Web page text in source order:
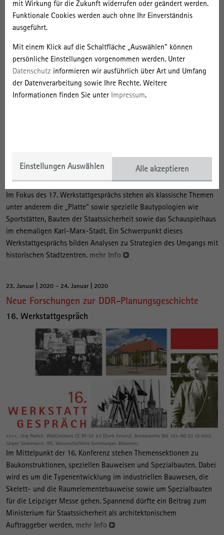
mit Wirkung für die Zukunft widerrufen oder geändert werden.
Funktionale Cookies werden auch ohne Ihr Einverständnis
ausgeführt.
Mit einem Klick auf die Schaltfläche „Auswählen“ können
persönliche Einstellungen vorgenommen werden. Unter
Datenschutz informieren wir ausführlich über Art und Umfang
der Datenverarbeitung sowie Ihre Rechte. Weitere
Informationen finden Sie unter Impressum.
Einstellungen Auswählen Alle akzeptieren
mehr Info
19. Mai | 2022 - 20. Mai | 2022
Neue Forschungen zur DDR-Planungsgeschichte
17. Werkstattgespräch
Im Fokus des 17. Werkstattgesprächs stehen als klassische Themen
unter anderem die „Platte“ sowie spezielle Bautypologien wie
Sportstätten, Bauten der Staatssicherheit sowie das Schauspielhaus
im ehemaligen Karl-Marx-Stadt. Ein Schwerpunkt dieses
Werkstattgesprächs bilden Analysen zu Strategien des Umgangs mit
historischen Stadtzentren. mehr Info
23. Januar | 2020 - 24. Januar | 2020
Neue Forschungen zur DDR-Planungsgeschichte
16. Werkstattgespräch
v.l.n.r.: Jörg Redlich; WikiCommons CC BY-SA 4.0 (Doris Antony); Bundesarchiv Bild 183.-NO 03 10 0003,
Jürgen Sindermann; IRS, Wissenschaftliche Sammlungen, Bildarchiv;
Im Mittelpunkt der 16. Konferenz stehen Themensektionen zu
Baukonstruktionen, speziellen Bauweisen und Spezialbauten. Dabei
wird es um die Typenentwicklung im industriellen Bauwesen, die
Skelett- und die Raumelementebauweise sowie um Spezialbauten
für die Leipziger Messe gehen. Spannend dürfte ein Beitrag zum
Ministerium für Staatssicherheit als architektonischem
Auftraggeber werden. mehr Info